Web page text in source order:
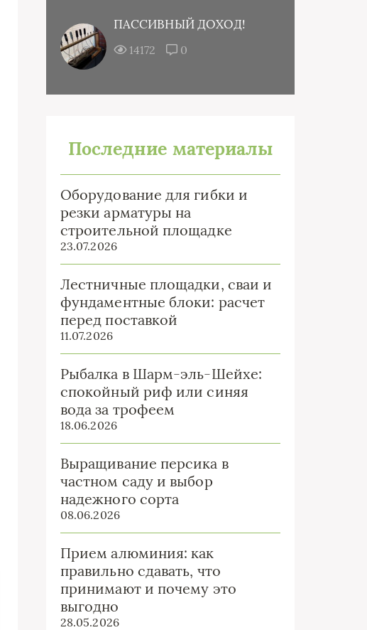
ПАССИВНЫЙ ДОХОД!
14172 0
Последние материалы
Оборудование для гибки и
резки арматуры на
строительной площадке
23.07.2026
Лестничные площадки, сваи и
фундаментные блоки: расчет
перед поставкой
11.07.2026
Рыбалка в Шарм-эль-Шейхе:
спокойный риф или синяя
вода за трофеем
18.06.2026
Выращивание персика в
частном саду и выбор
надежного сорта
08.06.2026
Прием алюминия: как
правильно сдавать, что
принимают и почему это
выгодно
28.05.2026